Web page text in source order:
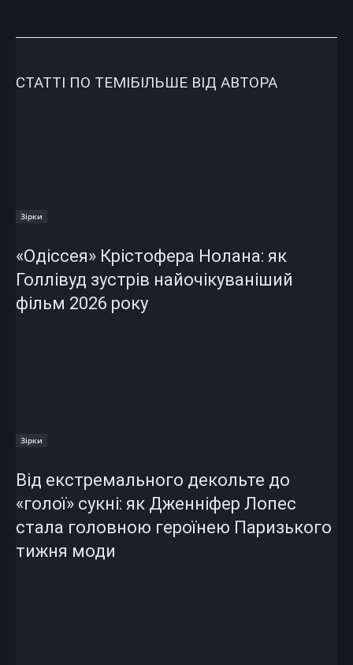
СТАТТІ ПО ТЕМІБІЛЬШЕ ВІД АВТОРА
Зірки
«Одіссея» Крістофера Нолана: як
Голлівуд зустрів найочікуваніший
фільм 2026 року
Зірки
Від екстремального декольте до
«голої» сукні: як Дженніфер Лопес
стала головною героїнею Паризького
тижня моди